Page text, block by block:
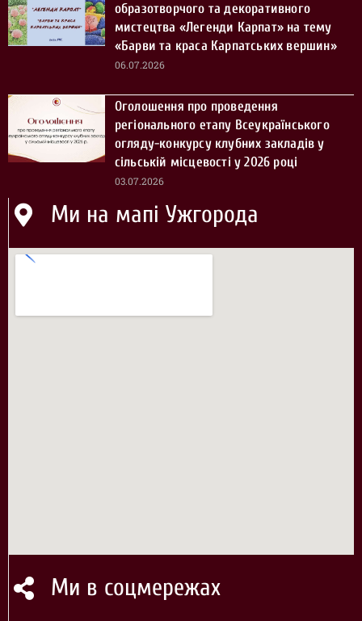
образотворчого та декоративного
мистецтва «Легенди Карпат» на тему
«Барви та краса Карпатських вершин»
06.07.2026
Оголошення про проведення
регіонального етапу Всеукраїнського
огляду-конкурсу клубних закладів у
сільській місцевості у 2026 році
03.07.2026
Ми на мапі Ужгорода
Ми в соцмережах